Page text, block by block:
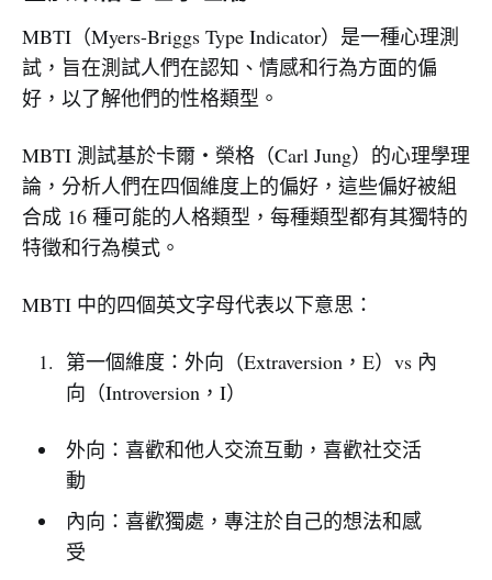
MBTI（Myers-Briggs Type Indicator）是一種心理測
試，旨在測試人們在認知、情感和行為方面的偏
好，以了解他們的性格類型。
MBTI 測試基於卡爾・榮格（Carl Jung）的心理學理
論，分析人們在四個維度上的偏好，這些偏好被組
合成 16 種可能的人格類型，每種類型都有其獨特的
特徵和行為模式。
MBTI 中的四個英文字母代表以下意思：
第一個維度：外向（Extraversion，E）vs 內
向（Introversion，I）
外向：喜歡和他人交流互動，喜歡社交活
動
內向：喜歡獨處，專注於自己的想法和感
受